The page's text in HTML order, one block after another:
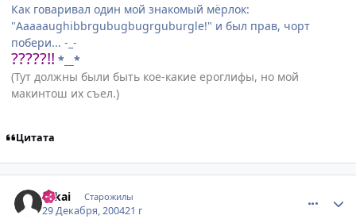
Как говаривал один мой знакомый мёрлок:
"Aaaaaughibbrgubugbugrguburgle!" и был прав, чорт
побери... -_-
?????!! *__*
(Тут должны были быть кое-какие ероглифы, но мой
макинтош их съел.)
Цитата
Takai Старожилы
29 Декабря, 200421 г